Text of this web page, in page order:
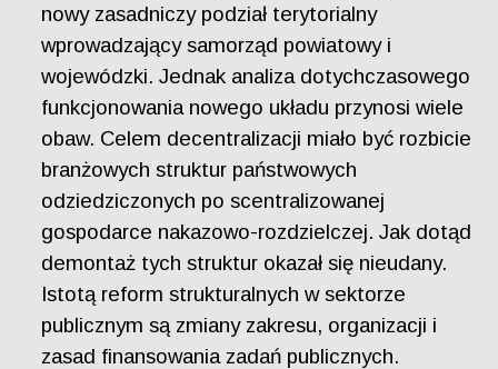
nowy zasadniczy podział terytorialny
wprowadzający samorząd powiatowy i
wojewódzki. Jednak analiza dotychczasowego
funkcjonowania nowego układu przynosi wiele
obaw. Celem decentralizacji miało być rozbicie
branżowych struktur państwowych
odziedziczonych po scentralizowanej
gospodarce nakazowo-rozdzielczej. Jak dotąd
demontaż tych struktur okazał się nieudany.
Istotą reform strukturalnych w sektorze
publicznym są zmiany zakresu, organizacji i
zasad finansowania zadań publicznych.